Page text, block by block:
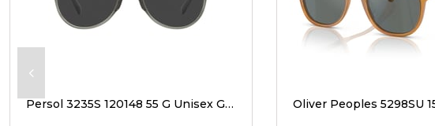
Persol 3235S 120148 55 G Unisex Güneş Gözlükleri